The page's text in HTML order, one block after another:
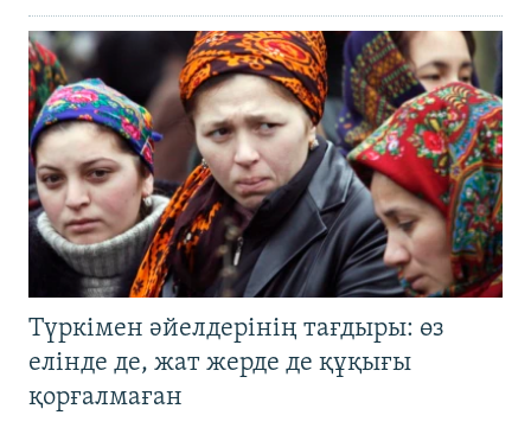
Түркімен әйелдерінің тағдыры: өз
елінде де, жат жерде де құқығы
қорғалмаған